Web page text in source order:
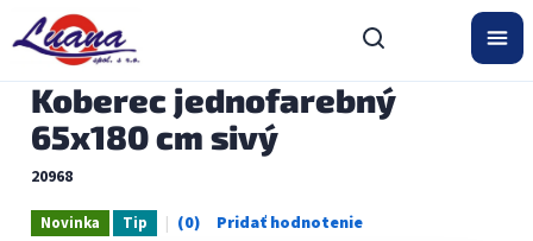
obsah
Koberec jednofarebný
65x180 cm sivý
20968
Novinka Tip
Priemerné